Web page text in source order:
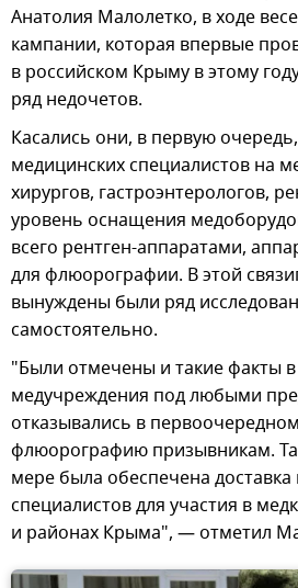
Анатолия Малолетко, в ходе
кампании, которая впервые
в российском Крыму в этому
ряд недочетов.
Касались они, в первую
медицинских специалистов на
хирургов, гастроэнтерологов,
уровень оснащения
всего рентген-аппаратами,
для флюорографии. В этой
вынуждены были ряд
самостоятельно.
"Были отмечены и такие факты
медучреждения под любыми
отказывались в
флюорографию призывникам.
мере была обеспечена доставка
специалистов для участия в
и районах Крыма", — отметил